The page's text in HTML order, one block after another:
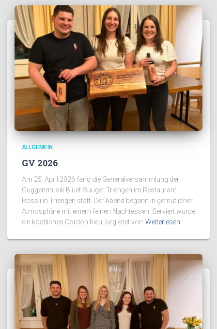
ALLGEMEIN
GV 2026
Am 25. April 2026 fand die Generalversammlung der
Guggenmusik Bluet-Suuger Triengen im Restaurant
Rössli in Triengen statt. Der Abend begann in gemütlicher
Atmosphäre mit einem feinen Nachtessen. Serviert wurde
ein köstliches Cordon bleu, begleitet von Weiterlesen